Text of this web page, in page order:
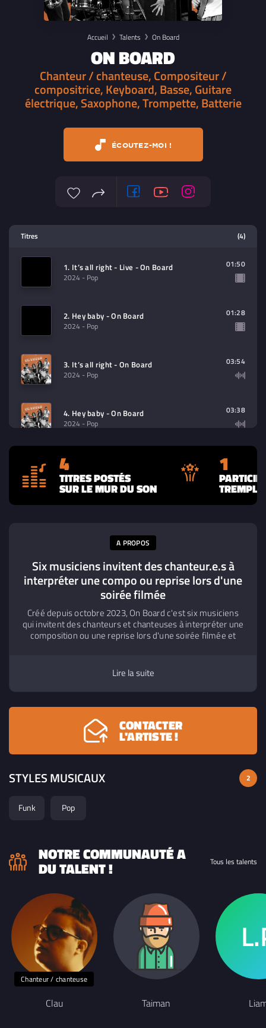
Accueil Talents On Board
ON BOARD
Chanteur / chanteuse, Compositeur /
compositrice, Keyboard, Basse, Guitare
électrique, Saxophone, Trompette, Batterie
ÉCOUTEZ-MOI !
contenu à lire (audio/video)
Titres (4)
1. It’s all right - Live - On Board
2024 - Pop
01:50
2. Hey baby - On Board
2024 - Pop
01:28
3. It’s all right - On Board
2024 - Pop
03:54
4. Hey baby - On Board
2024 - Pop
03:38
4
TITRES POSTÉS
SUR LE MUR DU SON
1
A PROPOS
Six musiciens invitent des chanteur.e.s à
interpréter une compo ou reprise lors d'une
soirée filmée
Créé depuis octobre 2023, On Board c'est six musiciens
qui invitent des chanteurs et chanteuses à interpréter une
composition ou une reprise lors d'une soirée filmée et
l'enregistrement son et vidéo. Nous avons déjà donné
quelques concerts à Paris et avons un répertoire d'une
vingtaine de reprises et compositions.
Lire la suite
CONTACTER
L'ARTISTE !
STYLES MUSICAUX 2
Funk Pop
NOTRE COMMUNAUTÉ A
DU TALENT ! Tous les talents
Chanteur / chanteuse
Clau Taiman